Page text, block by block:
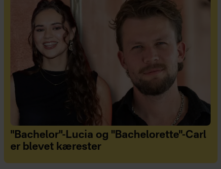
"Bachelor"-Lucia og "Bachelorette"-Carl
er blevet kærester